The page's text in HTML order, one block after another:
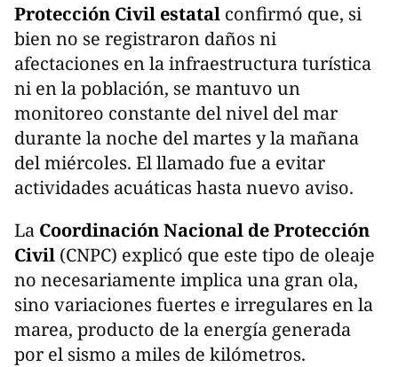
Protección Civil estatal confirmó que, si
bien no se registraron daños ni
afectaciones en la infraestructura turística
ni en la población, se mantuvo un
monitoreo constante del nivel del mar
durante la noche del martes y la mañana
del miércoles. El llamado fue a evitar
actividades acuáticas hasta nuevo aviso.
La Coordinación Nacional de Protección
Civil (CNPC) explicó que este tipo de oleaje
no necesariamente implica una gran ola,
sino variaciones fuertes e irregulares en la
marea, producto de la energía generada
por el sismo a miles de kilómetros.